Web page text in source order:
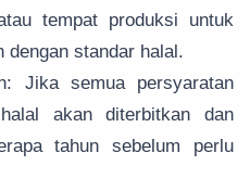
tempat produksi untuk
dengan standar halal.
Jika semua persyaratan
akan diterbitkan dan
tahun sebelum perlu